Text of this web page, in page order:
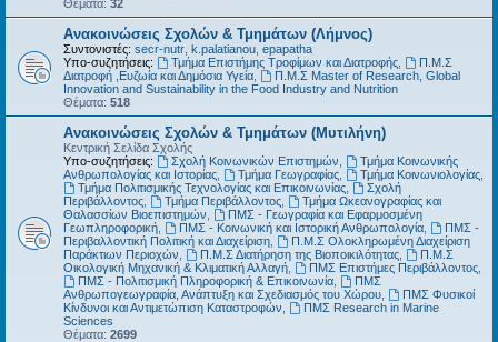
Θέματα: 32
Ανακοινώσεις Σχολών & Τμημάτων (Λήμνος)
Συντονιστές: secr-nutr k.palatianou epapatha
Υπο-συζητήσεις:
Τμήμα Επιστήμης Τροφίμων και Διατροφής,
Π.Μ.Σ
Διατροφή ,Ευζωία και Δημόσια Υγεία
Π.Μ.Σ Master of Research, Global
Innovation and Sustainability in the Food Industry and Nutrition
Θέματα: 518
Ανακοινώσεις Σχολών & Τμημάτων (Μυτιλήνη)
Κεντρική Σελίδα Σχολής
Υπο-συζητήσεις:
Σχολή Κοινωνικών Επιστημών
Τμήμα Κοινωνικής
Ανθρωπολογίας και Ιστορίας
Τμήμα Γεωγραφίας, Τμήμα Κοινωνιολογίας,
Τμήμα Πολιτισμικής Τεχνολογίας και Επικοινωνίας,
Σχολή
Περιβάλλοντος
Τμήμα Περιβάλλοντος,
Τμήμα Ωκεανογραφίας και
Θαλασσίων Βιοεπιστημών
ΠΜΣ - Γεωγραφία και Εφαρμοσμένη
Γεωπληροφορική
ΠΜΣ - Κοινωνική και Ιστορική Ανθρωπολογία,
ΠΜΣ -
Περιβαλλοντική Πολιτική και Διαχείριση
Π.Μ.Σ Ολοκληρωμένη Διαχείριση
Παράκτιων Περιοχών
Π.Μ.Σ Διατήρηση της Βιοποικιλότητας,
Π.Μ.Σ
Οικολογική Μηχανική & Κλιματική Αλλαγή
ΠΜΣ Επιστήμες Περιβάλλοντος,
ΠΜΣ - Πολιτισμική Πληροφορική & Επικοινωνία,
ΠΜΣ
Ανθρωπογεωγραφία, Ανάπτυξη και Σχεδιασμός του Χώρου
ΠΜΣ Φυσικοί
Κίνδυνοι και Αντιμετώπιση Καταστροφών
ΠΜΣ Research in Marine
Sciences
Θέματα: 2699